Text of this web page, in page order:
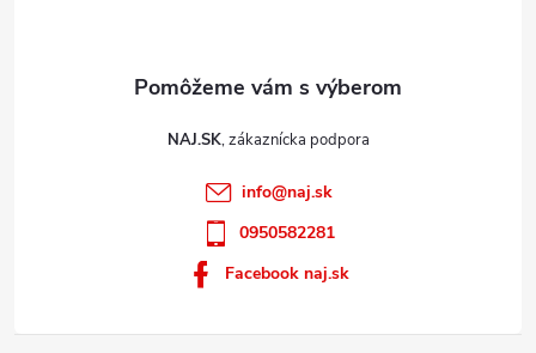
NAJ.SK
info@naj.sk
0950582281
Facebook naj.sk